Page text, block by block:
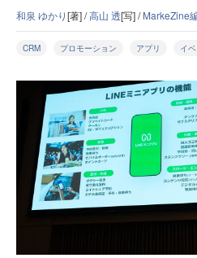
和泉 ゆかり[著] /高山 透[写] /MarkeZine
CRM プロモーション アプリ イ